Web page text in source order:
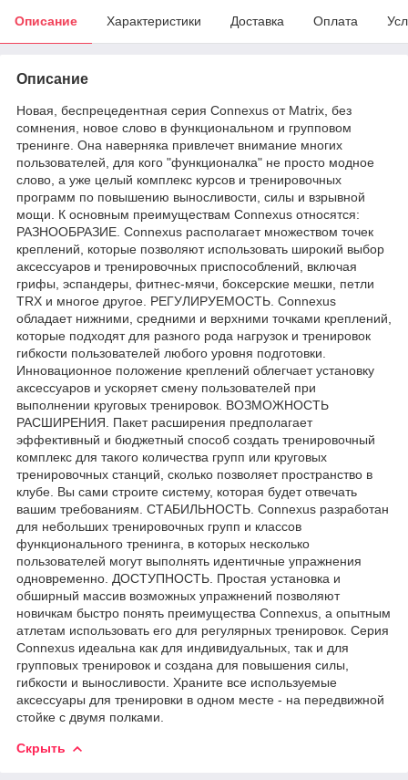
Описание Характеристики Доставка Оплата
Описание
Новая, беспрецедентная серия Connexus от Matrix, без
сомнения, новое слово в функциональном и групповом
тренинге. Она наверняка привлечет внимание многих
пользователей, для кого "функционалка" не просто модное
слово, а уже целый комплекс курсов и тренировочных
программ по повышению выносливости, силы и взрывной
мощи. К основным преимуществам Connexus относятся:
РАЗНООБРАЗИЕ. Connexus располагает множеством точек
креплений, которые позволяют использовать широкий выбор
аксессуаров и тренировочных приспособлений, включая
грифы, эспандеры, фитнес-мячи, боксерские мешки, петли
TRX и многое другое. РЕГУЛИРУЕМОСТЬ. Connexus
обладает нижними, средними и верхними точками креплений,
которые подходят для разного рода нагрузок и тренировок
гибкости пользователей любого уровня подготовки.
Инновационное положение креплений облегчает установку
аксессуаров и ускоряет смену пользователей при
выполнении круговых тренировок. ВОЗМОЖНОСТЬ
РАСШИРЕНИЯ. Пакет расширения предполагает
эффективный и бюджетный способ создать тренировочный
комплекс для такого количества групп или круговых
тренировочных станций, сколько позволяет пространство в
клубе. Вы сами строите систему, которая будет отвечать
вашим требованиям. СТАБИЛЬНОСТЬ. Connexus разработан
для небольших тренировочных групп и классов
функционального тренинга, в которых несколько
пользователей могут выполнять идентичные упражнения
одновременно. ДОСТУПНОСТЬ. Простая установка и
обширный массив возможных упражнений позволяют
новичкам быстро понять преимущества Connexus, а опытным
атлетам использовать его для регулярных тренировок. Серия
Connexus идеальна как для индивидуальных, так и для
групповых тренировок и создана для повышения силы,
гибкости и выносливости. Храните все используемые
аксессуары для тренировки в одном месте - на передвижной
стойке с двумя полками.
Скрыть